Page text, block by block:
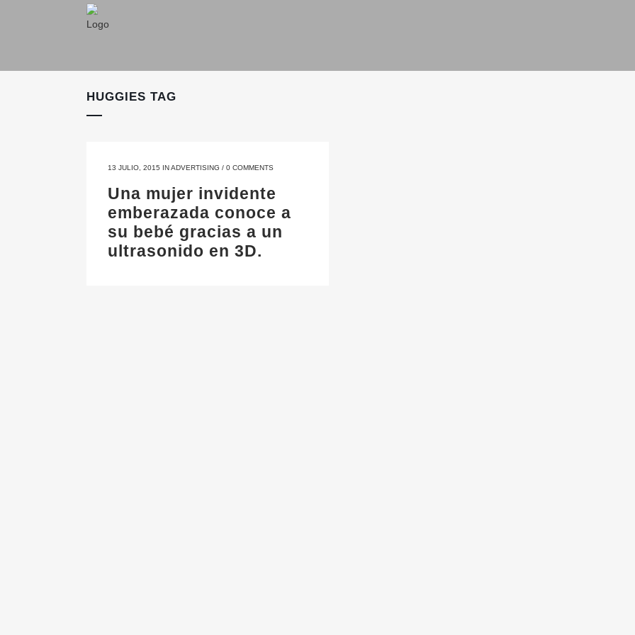
HUGGIES TAG
13 JULIO, 2015 INADVERTISING / 0 COMMENTS
Una mujer invidente
emberazada conoce a
su bebé gracias a un
ultrasonido en 3D.